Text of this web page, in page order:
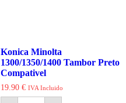
Konica Minolta
1300/1350/1400 Tambor Preto
Compativel
19.90 € IVA Incluido
Quantidade